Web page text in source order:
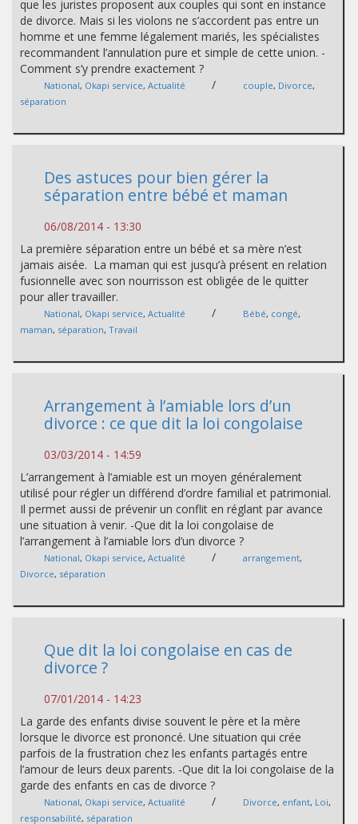
que les juristes proposent aux couples qui sont en instance
de divorce. Mais si les violons ne s’accordent pas entre un
homme et une femme légalement mariés, les spécialistes
recommandent l’annulation pure et simple de cette union. -
Comment s’y prendre exactement ?
National, Okapi service, Actualité / couple, Divorce,
séparation
Des astuces pour bien gérer la
séparation entre bébé et maman
06/08/2014 - 13:30
La première séparation entre un bébé et sa mère n’est
jamais aisée. La maman qui est jusqu’à présent en relation
fusionnelle avec son nourrisson est obligée de le quitter
pour aller travailler.
National, Okapi service, Actualité / Bébé, congé,
maman, séparation, Travail
Arrangement à l’amiable lors d’un
divorce : ce que dit la loi congolaise
03/03/2014 - 14:59
L’arrangement à l’amiable est un moyen généralement
utilisé pour régler un différend d’ordre familial et patrimonial.
Il permet aussi de prévenir un conflit en réglant par avance
une situation à venir. -Que dit la loi congolaise de
l’arrangement à l’amiable lors d’un divorce ?
National, Okapi service, Actualité / arrangement,
Divorce, séparation
Que dit la loi congolaise en cas de
divorce ?
07/01/2014 - 14:23
La garde des enfants divise souvent le père et la mère
lorsque le divorce est prononcé. Une situation qui crée
parfois de la frustration chez les enfants partagés entre
l’amour de leurs deux parents. -Que dit la loi congolaise de la
garde des enfants en cas de divorce ?
National, Okapi service, Actualité / Divorce, enfant, Loi,
responsabilité, séparation